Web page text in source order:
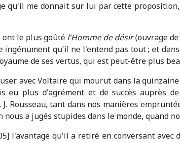
qu'il me donnait sur lui par cette
ont le plus goûté l'Homme de désir(ouvrage
ingénument qu'il ne l'entend pas tout ; et
de ses vertus, qui est peut-être plus
avec Voltaire qui mourut dans la
eu plus d'agrément et de succès auprès
J. Rousseau, tant dans nos manières
a jugés stupides dans le monde, quand
l'avantage qu'il a retiré en conversant